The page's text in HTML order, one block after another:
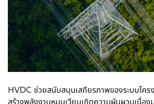
w
t
a
b
HVDC ช่วยสนับสนุนเสถียรภาพของระบบโคร
สร้างพลังงานหมุนเวียนเกิดความผันผวนเนื่อง